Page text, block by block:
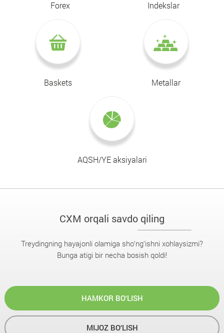
Forex Indekslar
Baskets Metallar
AQSH/YE aksiyalari
CXM orqali savdo qiling
Treydingning hayajonli olamiga sho‘ng‘ishni xohlaysizmi?
Bunga atigi bir necha bosish qoldi!
HAMKOR BO‘LISH
MIJOZ BO‘LISH